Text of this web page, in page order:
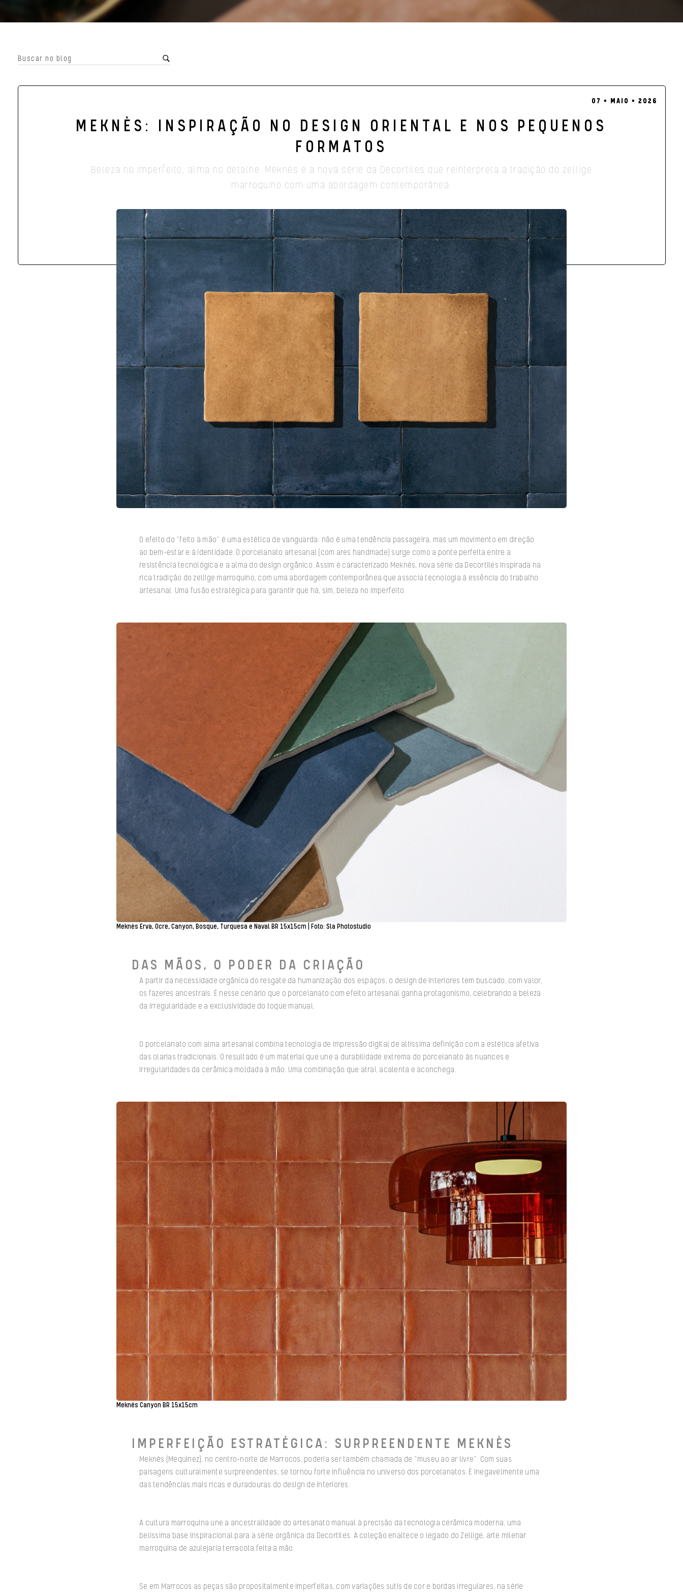
07 ▪ MAIO ▪ 2026
MEKNÈS: INSPIRAÇÃO NO DESIGN ORIENTAL E NOS PEQUENOS
FORMATOS
Beleza no imperfeito, alma no detalhe. Meknès é a nova série da Decortiles que reinterpreta a tradição do zellige
marroquino com uma abordagem contemporânea.
O efeito do “feito à mão” é uma estética de vanguarda: não é uma tendência passageira, mas um movimento em direção
ao bem-estar e à identidade. O porcelanato artesanal (com ares handmade) surge como a ponte perfeita entre a
resistência tecnológica e a alma do design orgânico. Assim é caracterizado Meknès, nova série da Decortiles inspirada na
rica tradição do zellige marroquino, com uma abordagem contemporânea que associa tecnologia à essência do trabalho
artesanal. Uma fusão estratégica para garantir que há, sim, beleza no imperfeito.
Meknès Erva, Ocre, Canyon, Bosque, Turquesa e Naval BR 15x15cm | Foto: Sla Photostudio
DAS MÃOS, O PODER DA CRIAÇÃO
A partir da necessidade orgânica do resgate da humanização dos espaços, o design de interiores tem buscado, com valor,
os fazeres ancestrais. É nesse cenário que o porcelanato com efeito artesanal ganha protagonismo, celebrando a beleza
da irregularidade e a exclusividade do toque manual.
O porcelanato com alma artesanal combina tecnologia de impressão digital de altíssima definição com a estética afetiva
das olarias tradicionais. O resultado é um material que une a durabilidade extrema do porcelanato às nuances e
irregularidades da cerâmica moldada à mão. Uma combinação que atrai, acalenta e aconchega.
Meknès Canyon BR 15x15cm
IMPERFEIÇÃO ESTRATÉGICA: SURPREENDENTE MEKNÈS
Meknès (Mequinez), no centro-norte de Marrocos, poderia ser também chamada de “museu ao ar livre”. Com suas
paisagens culturalmente surpreendentes, se tornou forte influência no universo dos porcelanatos. É inegavelmente uma
das tendências mais ricas e duradouras do design de interiores.
A cultura marroquina une a ancestralidade do artesanato manual à precisão da tecnologia cerâmica moderna, uma
belíssima base inspiracional para a série orgânica da Decortiles. A coleção enaltece o legado do Zellige, arte milenar
marroquina de azulejaria terracota feita à mão.
Se em Marrocos as peças são propositalmente imperfeitas, com variações sutis de cor e bordas irregulares, na série